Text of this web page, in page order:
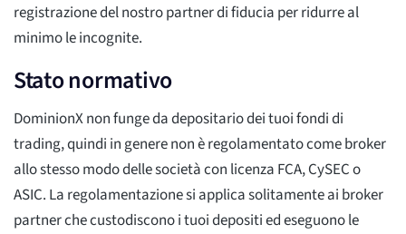
registrazione del nostro partner di fiducia per ridurre al
minimo le incognite.
Stato normativo
DominionX non funge da depositario dei tuoi fondi di
trading, quindi in genere non è regolamentato come broker
allo stesso modo delle società con licenza FCA, CySEC o
ASIC. La regolamentazione si applica solitamente ai broker
partner che custodiscono i tuoi depositi ed eseguono le